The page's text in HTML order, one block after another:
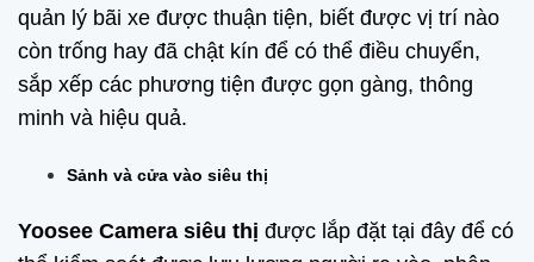
quản lý bãi xe được thuận tiện, biết được vị trí nào
còn trống hay đã chật kín để có thể điều chuyển,
sắp xếp các phương tiện được gọn gàng, thông
minh và hiệu quả.
Sảnh và cửa vào siêu thị
Yoosee Camera siêu thị được lắp đặt tại đây để có